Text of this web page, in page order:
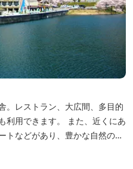
。レストラン、大広間、多目的
利用できます。 また、近くにあ
トなどがあり、豊かな自然の中